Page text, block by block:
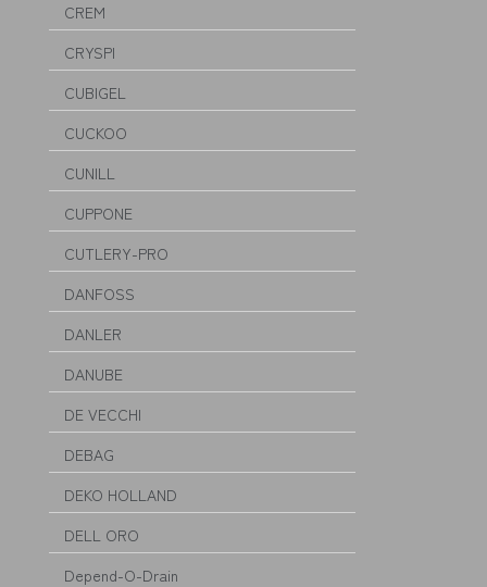
CREM
CRYSPI
CUBIGEL
CUCKOO
CUNILL
CUPPONE
CUTLERY-PRO
DANFOSS
DANLER
DANUBE
DE VECCHI
DEBAG
DEKO HOLLAND
DELL ORO
Depend-O-Drain